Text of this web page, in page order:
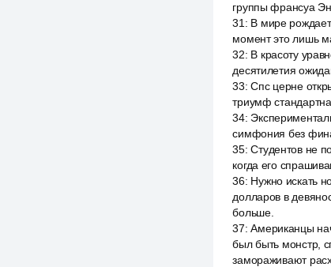
группы франсуа
31 : В мире
момент это лишь
32: В красоту
десятилетия
33:Спс церне
триумф
34:
симфония без
35:Студентов не
когда его
36: Нужно искать
долларов в
больше.
37:Американцы
был быть монстр,
замораживают